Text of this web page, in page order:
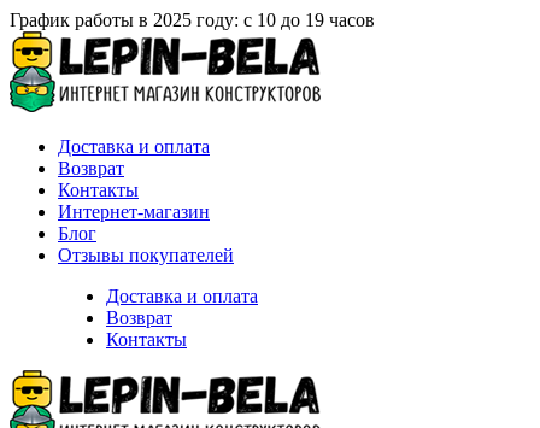
График работы в 2025 году: с 10 до 19 часов
Доставка и оплата
Возврат
Контакты
Интернет-магазин
Блог
Отзывы покупателей
Доставка и оплата
Возврат
Контакты